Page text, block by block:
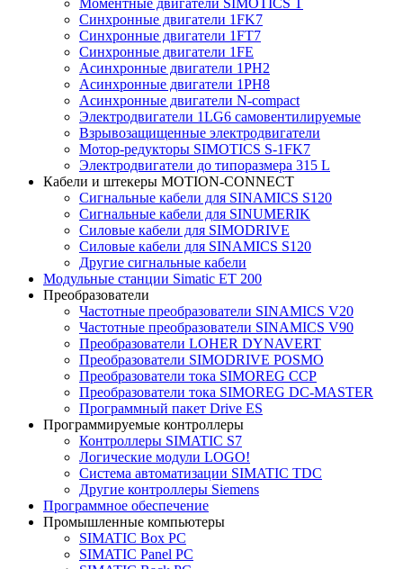
Моментные двигатели SIMOTICS T
Синхронные двигатели 1FK7
Синхронные двигатели 1FT7
Синхронные двигатели 1FE
Асинхронные двигатели 1PH2
Асинхронные двигатели 1PH8
Асинхронные двигатели N-compact
Электродвигатели 1LG6 cамовентилируемые
Взрывозащищенные электродвигатели
Мотор-редукторы SIMOTICS S-1FK7
Электродвигатели до типоразмера 315 L
Кабели и штекеры MOTION-CONNECT
Сигнальные кабели для SINAMICS S120
Сигнальные кабели для SINUMERIK
Силовые кабели для SIMODRIVE
Силовые кабели для SINAMICS S120
Другие сигнальные кабели
Модульные станции Simatic ET 200
Преобразователи
Частотные преобразователи SINAMICS V20
Частотные преобразователи SINAMICS V90
Преобразователи LOHER DYNAVERT
Преобразователи SIMODRIVE POSMO
Преобразователи тока SIMOREG CCP
Преобразователи тока SIMOREG DC-MASTER
Программный пакет Drive ES
Программируемые контроллеры
Контроллеры SIMATIC S7
Логические модули LOGO!
Система автоматизации SIMATIC TDC
Другие контроллеры Siemens
Программное обеспечение
Промышленные компьютеры
SIMATIC Box PC
SIMATIC Panel PС